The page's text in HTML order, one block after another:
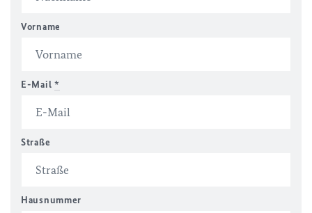
Vorname
E-Mail *
Straße
Hausnummer